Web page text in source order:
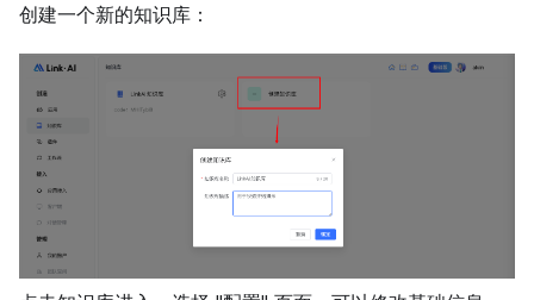
创建一个新的知识库：